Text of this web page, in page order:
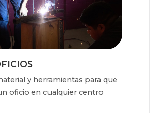
y herramientas para que
oficio en cualquier centro